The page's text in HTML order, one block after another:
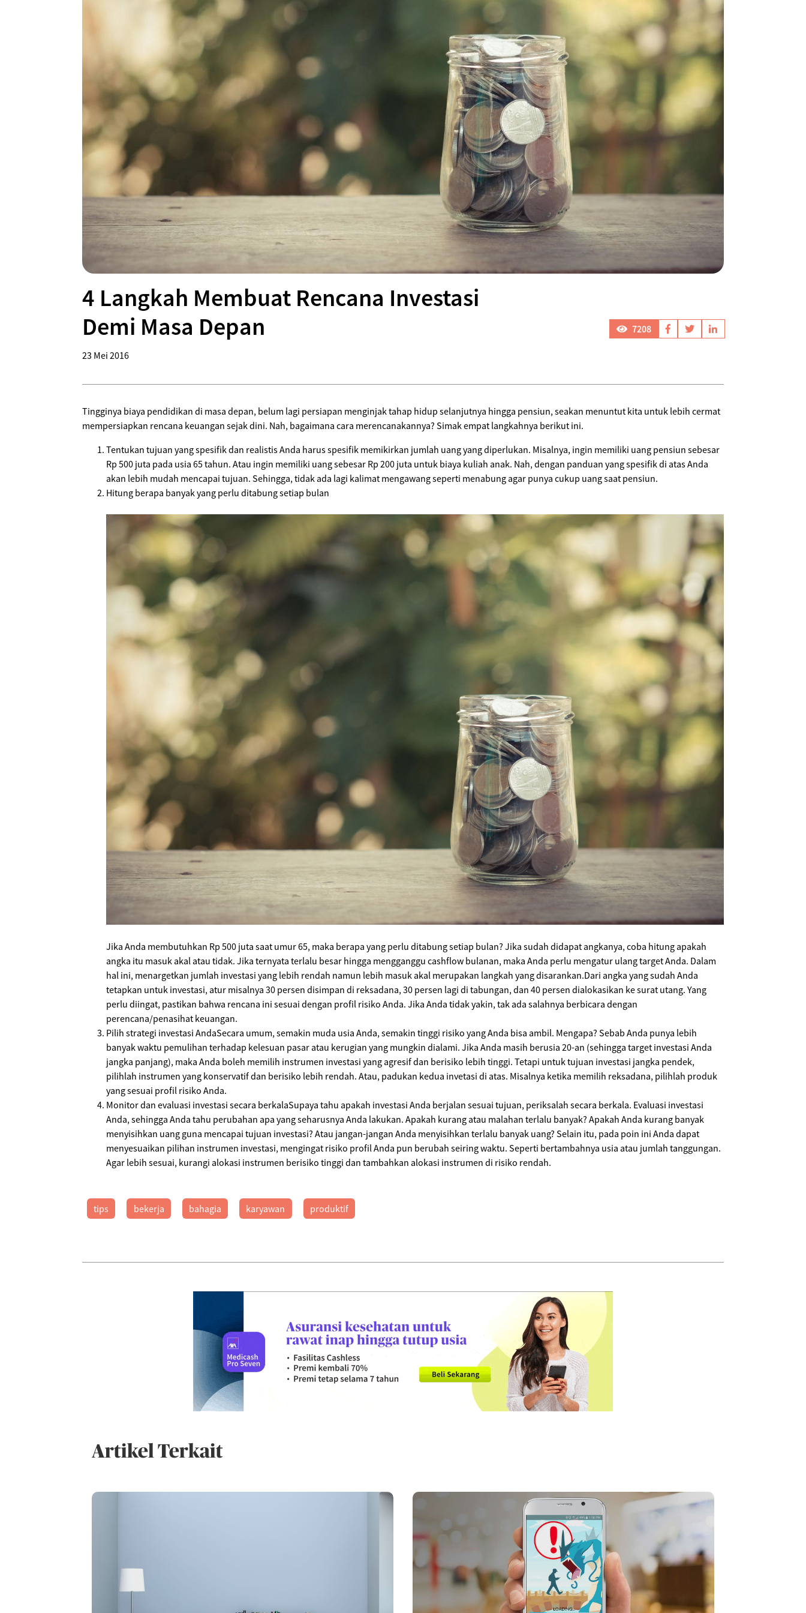
4 Langkah Membuat Rencana Investasi
Demi Masa Depan
23 Mei 2016
7208
Tingginya biaya pendidikan di masa depan, belum lagi persiapan menginjak tahap hidup selanjutnya hingga pensiun, seakan menuntut kita untuk lebih cermat
mempersiapkan rencana keuangan sejak dini. Nah, bagaimana cara merencanakannya? Simak empat langkahnya berikut ini.
Tentukan tujuan yang spesifik dan realistis Anda harus spesifik memikirkan jumlah uang yang diperlukan. Misalnya, ingin memiliki uang pensiun sebesar
Rp 500 juta pada usia 65 tahun. Atau ingin memiliki uang sebesar Rp 200 juta untuk biaya kuliah anak. Nah, dengan panduan yang spesifik di atas Anda
akan lebih mudah mencapai tujuan. Sehingga, tidak ada lagi kalimat mengawang seperti menabung agar punya cukup uang saat pensiun.
Hitung berapa banyak yang perlu ditabung setiap bulan
Jika Anda membutuhkan Rp 500 juta saat umur 65, maka berapa yang perlu ditabung setiap bulan? Jika sudah didapat angkanya, coba hitung apakah
angka itu masuk akal atau tidak. Jika ternyata terlalu besar hingga mengganggu cashflow bulanan, maka Anda perlu mengatur ulang target Anda. Dalam
hal ini, menargetkan jumlah investasi yang lebih rendah namun lebih masuk akal merupakan langkah yang disarankan.Dari angka yang sudah Anda
tetapkan untuk investasi, atur misalnya 30 persen disimpan di reksadana, 30 persen lagi di tabungan, dan 40 persen dialokasikan ke surat utang. Yang
perlu diingat, pastikan bahwa rencana ini sesuai dengan profil risiko Anda. Jika Anda tidak yakin, tak ada salahnya berbicara dengan
perencana/penasihat keuangan.
Pilih strategi investasi AndaSecara umum, semakin muda usia Anda, semakin tinggi risiko yang Anda bisa ambil. Mengapa? Sebab Anda punya lebih
banyak waktu pemulihan terhadap kelesuan pasar atau kerugian yang mungkin dialami. Jika Anda masih berusia 20-an (sehingga target investasi Anda
jangka panjang), maka Anda boleh memilih instrumen investasi yang agresif dan berisiko lebih tinggi. Tetapi untuk tujuan investasi jangka pendek,
pilihlah instrumen yang konservatif dan berisiko lebih rendah. Atau, padukan kedua invetasi di atas. Misalnya ketika memilih reksadana, pilihlah produk
yang sesuai profil risiko Anda.
Monitor dan evaluasi investasi secara berkalaSupaya tahu apakah investasi Anda berjalan sesuai tujuan, periksalah secara berkala. Evaluasi investasi
Anda, sehingga Anda tahu perubahan apa yang seharusnya Anda lakukan. Apakah kurang atau malahan terlalu banyak? Apakah Anda kurang banyak
menyisihkan uang guna mencapai tujuan investasi? Atau jangan-jangan Anda menyisihkan terlalu banyak uang? Selain itu, pada poin ini Anda dapat
menyesuaikan pilihan instrumen investasi, mengingat risiko profil Anda pun berubah seiring waktu. Seperti bertambahnya usia atau jumlah tanggungan.
Agar lebih sesuai, kurangi alokasi instrumen berisiko tinggi dan tambahkan alokasi instrumen di risiko rendah.
tips bekerja bahagia karyawan produktif
Artikel Terkait